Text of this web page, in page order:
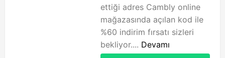
ettiği adres Cambly online
mağazasında açılan kod ile
%60 indirim fırsatı sizleri
bekliyor.... Devamı